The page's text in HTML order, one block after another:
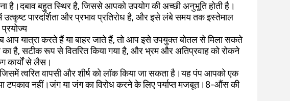
है।दबाव बहुत स्थिर है, जिससे आपको उपयोग की अच्छी अनुभूति होती है।
पारदर्शिता और प्रभाव प्रतिरोध है, और इसे लंबे समय तक इस्तेमाल
यात्रा करते हैं या बाहर जाते हैं, तो आप इसे उपयुक्त बोतल से मिला सकते
है, सटीक रूप से वितरित किया गया है, और भ्रम और अतिप्रवाह को रोकने
कार्यों से लैस।
त्वरित वापसी और शीर्ष को लॉक किया जा सकता है।यह पंप आपको एक
टपकाव नहीं।जंग या जंग का विरोध करने के लिए पर्याप्त मजबूत।8-औंस की